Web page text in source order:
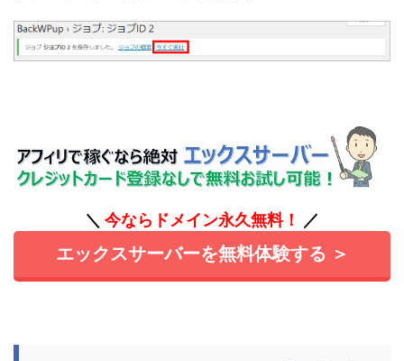
＼ 今ならドメイン永久無料！ ／
エックスサーバーを無料体験する ＞